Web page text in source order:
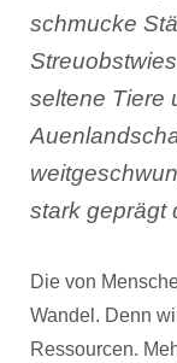
schmucke
seltene Tiere
stark geprägt
Die von
Wandel. Denn
Ressourcen.